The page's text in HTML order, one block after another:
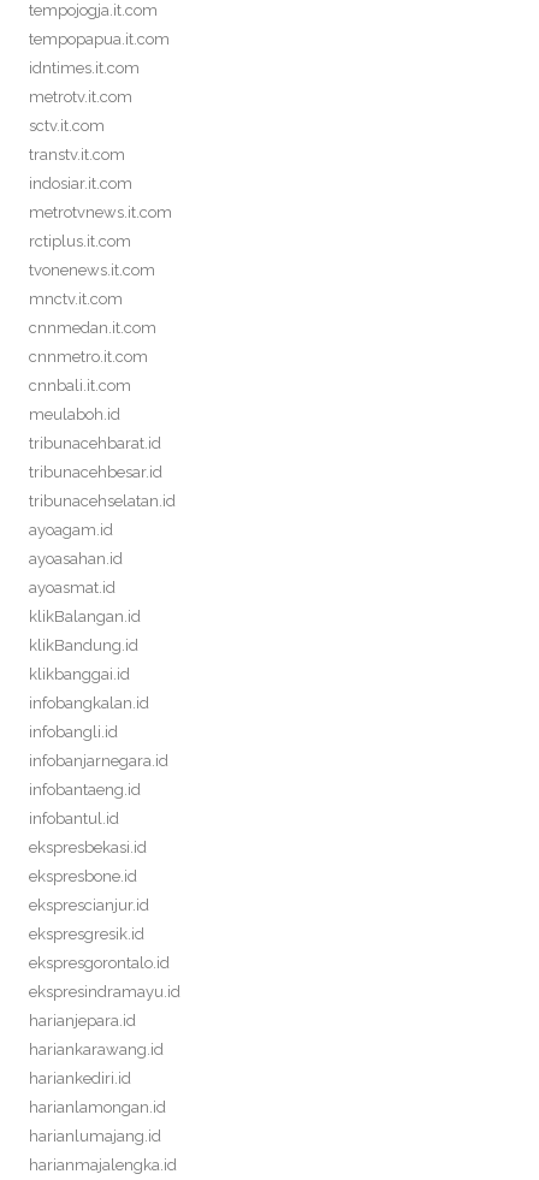
tempojogja.it.com
tempopapua.it.com
idntimes.it.com
metrotv.it.com
sctv.it.com
transtv.it.com
indosiar.it.com
metrotvnews.it.com
rctiplus.it.com
tvonenews.it.com
mnctv.it.com
cnnmedan.it.com
cnnmetro.it.com
cnnbali.it.com
meulaboh.id
tribunacehbarat.id
tribunacehbesar.id
tribunacehselatan.id
ayoagam.id
ayoasahan.id
ayoasmat.id
klikBalangan.id
klikBandung.id
klikbanggai.id
infobangkalan.id
infobangli.id
infobanjarnegara.id
infobantaeng.id
infobantul.id
ekspresbekasi.id
ekspresbone.id
eksprescianjur.id
ekspresgresik.id
ekspresgorontalo.id
ekspresindramayu.id
harianjepara.id
hariankarawang.id
hariankediri.id
harianlamongan.id
harianlumajang.id
harianmajalengka.id